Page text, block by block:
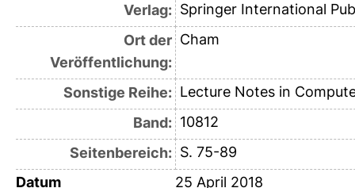
Verlag: Springer International
Ort der
Veröffentlichung:
Cham
Sonstige Reihe: Lecture Notes in
Band: 10812
Seitenbereich: S. 75-89
Datum
25 April 2018